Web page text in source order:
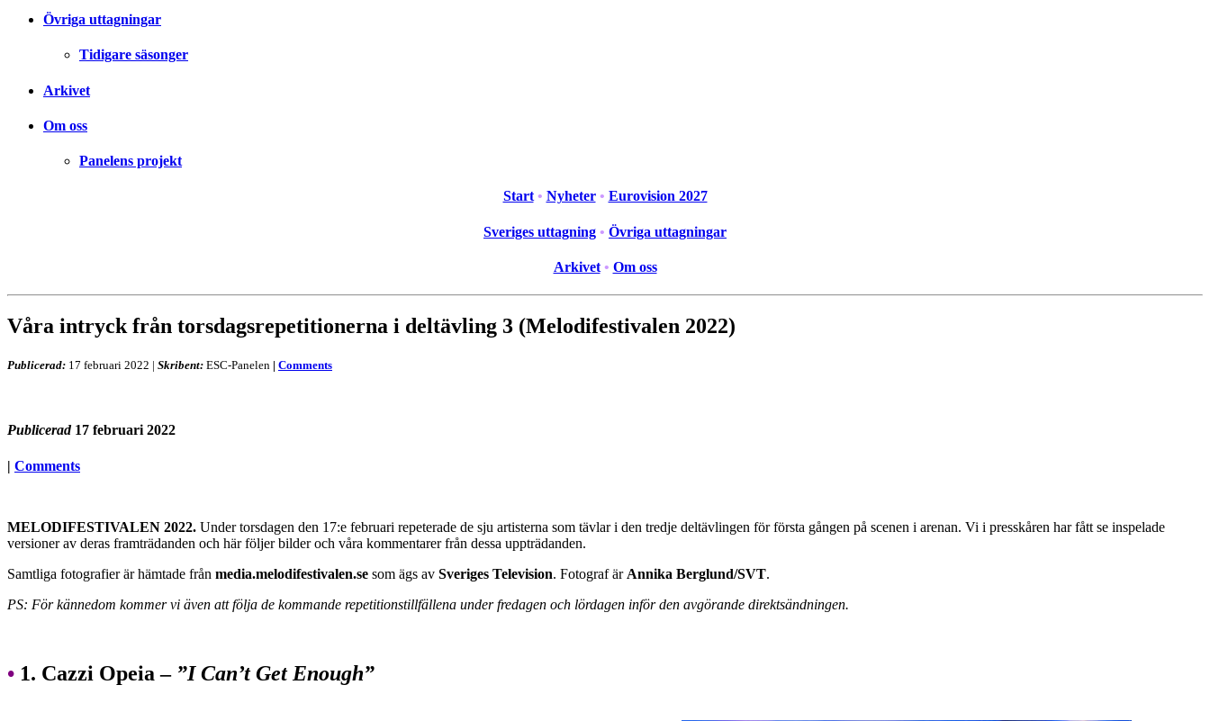
Övriga uttagningar
Tidigare säsonger
Arkivet
Om oss
Panelens projekt
Start • Nyheter • Eurovision 2027
Sveriges uttagning • Övriga uttagningar
Arkivet • Om oss
Våra intryck från torsdagsrepetitionerna i deltävling 3 (Melodifestivalen 2022)
Publicerad: 17 februari 2022 | Skribent: ESC-Panelen | Comments
Publicerad 17 februari 2022
| Comments
MELODIFESTIVALEN 2022. Under torsdagen den 17:e februari repeterade de sju artisterna som tävlar i den tredje deltävlingen för första gången på scenen i arenan. Vi i presskåren har fått se inspelade
versioner av deras framträdanden och här följer bilder och våra kommentarer från dessa uppträdanden.
Samtliga fotografier är hämtade från media.melodifestivalen.se som ägs av Sveriges Television. Fotograf är Annika Berglund/SVT.
PS: För kännedom kommer vi även att följa de kommande repetitionstillfällena under fredagen och lördagen inför den avgörande direktsändningen.
• 1. Cazzi Opeia – ”I Can’t Get Enough”